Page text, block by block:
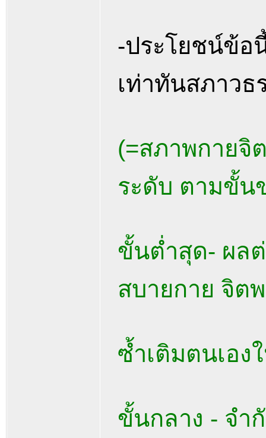
-ประโยชน์ข้
เท่าทันสภาวธ
(=สภาพกายจิ
ระดับ ตามขั้น
ขั้นต่ำสุด- ผล
สบายกาย จิต
ซ้ำเติมตนเอง
ขั้นกลาง - จำ